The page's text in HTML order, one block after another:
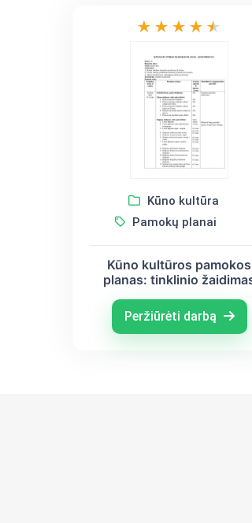
Kūno kultūra
Pamokų planai
Kūno kultūros pamokos
planas: tinklinio
Peržiūrėti darbą